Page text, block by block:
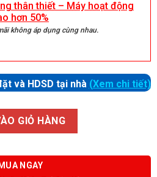
thân thiết – Máy hoạt động
hơn 50%
không áp dụng cùng nhau.
và HDSD tại nhà (Xem chi tiết)
GIỎ HÀNG
MUA NGAY